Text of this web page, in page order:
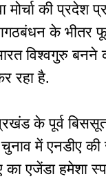
मोर्चा की प्रदेश
के भीतर
विश्वगुरु
रहा है.
के पूर्व
चुनाव में एनडीए
का एजेंडा हमेशा